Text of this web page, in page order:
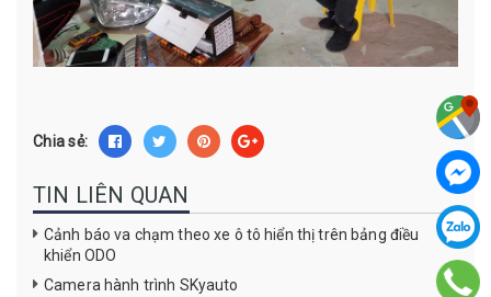
Chia sẻ:
TIN LIÊN QUAN
Cảnh báo va chạm theo xe ô tô hiển thị trên bảng điều
khiển ODO
Camera hành trình SKyauto